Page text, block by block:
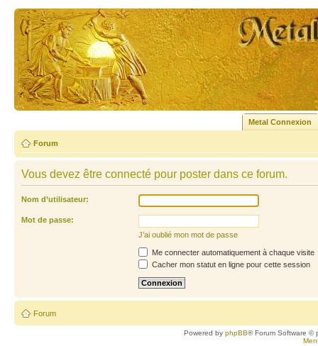
Metal Connexion
Forum
Vous devez être connecté pour poster dans ce forum.
Nom d’utilisateur:
Mot de passe:
J’ai oublié mon mot de passe
Me connecter automatiquement à chaque visite
Cacher mon statut en ligne pour cette session
Forum
Powered byphpBB® Forum Software ©